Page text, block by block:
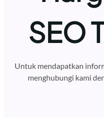
SEO
Untuk mendapatkan
menghubungi kami